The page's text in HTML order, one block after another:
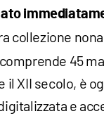
collezione
45
il XII secolo, è
e